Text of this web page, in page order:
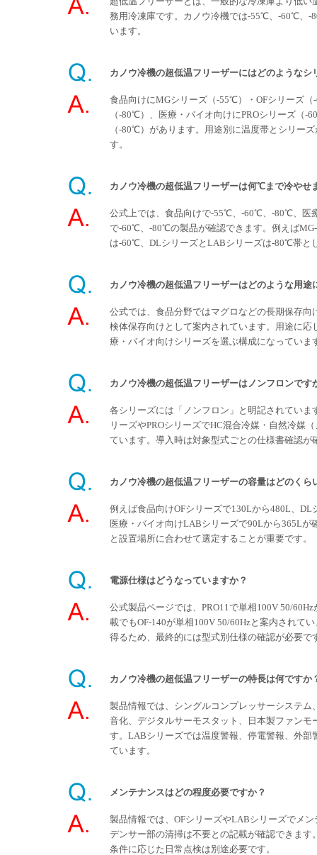
務用冷凍庫です。カノウ冷機では-55℃、-60℃、-
います。
カノウ冷機の超低温フリーザーにはどのようなシ
食品向けにMGシリーズ（-55℃）・OFシリーズ
（-80℃）、医療・バイオ向けにPROシリーズ（-
（-80℃）があります。用途別に温度帯とシリー
す。
カノウ冷機の超低温フリーザーは何℃まで冷やせ
公式上では、食品向けで-55℃、-60℃、-80℃、医
で-60℃、-80℃の製品が確認できます。例えば
は-60℃、DLシリーズとLABシリーズは-80℃帯と
カノウ冷機の超低温フリーザーはどのような用途
公式では、食品分野ではマグロなどの長期保存向
検体保存向けとして案内されています。用途に応
療・バイオ向けシリーズを選ぶ構成になっていま
カノウ冷機の超低温フリーザーはノンフロンです
各シリーズには「ノンフロン」と明記されていま
リーズやPROシリーズでHC混合冷媒・自然冷媒
ています。導入時は対象型式ごとの仕様書確認が
カノウ冷機の超低温フリーザーの容量はどのくら
例えば食品向けOFシリーズで130Lから480L、DL
医療・バイオ向けLABシリーズで90Lから365Lが
と設置場所に合わせて選定することが重要です。
電源仕様はどうなっていますか？
公式製品ページでは、PRO11で単相100V 50/
載でもOF-140が単相100V 50/60Hzと案内されて
得るため、最終的には型式別仕様の確認が必要で
カノウ冷機の超低温フリーザーの特長は何ですか
製品情報では、シングルコンプレッサーシステム
音化、デジタルサーモスタット、日本製ファンモ
す。LABシリーズでは温度警報、停電警報、外部
ています。
メンテナンスはどの程度必要ですか？
製品情報では、OFシリーズやLABシリーズでメ
デンサー部の清掃は不要との記載が確認できます
条件に応じた日常点検は別途必要です。